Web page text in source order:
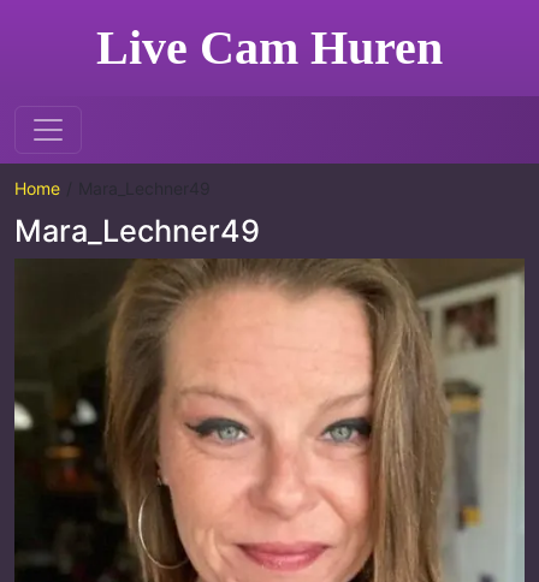
Live Cam Huren
Home
Mara_Lechner49